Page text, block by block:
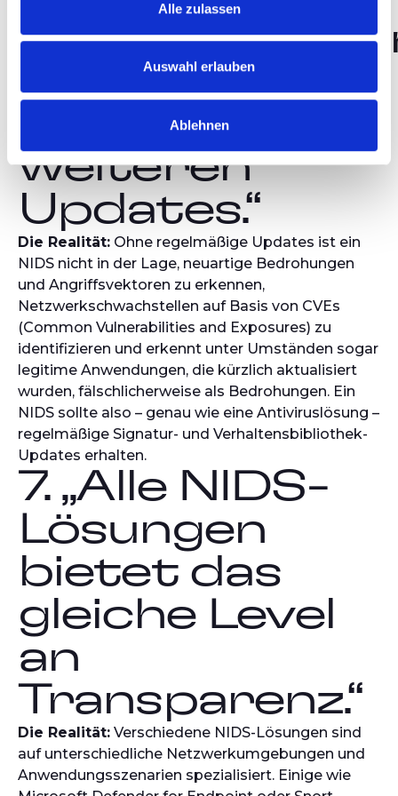
Alle zulassen
Auswahl erlauben
Ablehnen
braucht ein
NIDS keine
weiteren
Updates.“
Die Realität: Ohne regelmäßige Updates ist ein
NIDS nicht in der Lage, neuartige Bedrohungen
und Angriffsvektoren zu erkennen,
Netzwerkschwachstellen auf Basis von CVEs
(Common Vulnerabilities and Exposures) zu
identifizieren und erkennt unter Umständen sogar
legitime Anwendungen, die kürzlich aktualisiert
wurden, fälschlicherweise als Bedrohungen. Ein
NIDS sollte also – genau wie eine Antiviruslösung –
regelmäßige Signatur- und Verhaltensbibliothek-
Updates erhalten.
7. „Alle NIDS-
Lösungen
bietet das
gleiche Level
an
Transparenz.“
Die Realität: Verschiedene NIDS-Lösungen sind
auf unterschiedliche Netzwerkumgebungen und
Anwendungsszenarien spezialisiert. Einige wie